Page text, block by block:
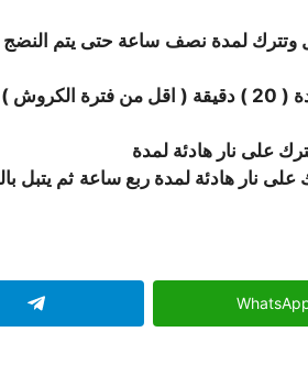
وتترك لمدة نصف ساعة حتى يتم النضج
)
على نار هادئة لمدة
نار هادئة لمدة ربع ساعة ثم يتبل